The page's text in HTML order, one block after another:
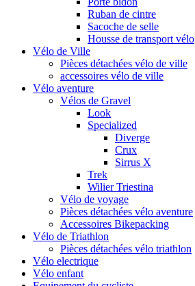
Ruban de cintre
Sacoche de selle
Housse de transport vélo
Vélo de Ville
Pièces détachées vélo de ville
accessoires vélo de ville
Vélo aventure
Vélos de Gravel
Look
Specialized
Diverge
Crux
Sirrus X
Trek
Wilier Triestina
Vélo de voyage
Pièces détachées vélo aventure
Accessoires Bikepacking
Vélo de Triathlon
Pièces détachées vélo triathlon
Vélo electrique
Vélo enfant